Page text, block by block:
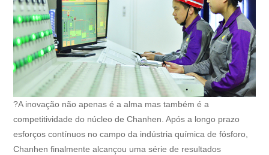
?A inovação não apenas é a alma mas também é a
competitividade do núcleo de Chanhen. Após a longo prazo
esforços contínuos no campo da indústria química de fósforo,
Chanhen finalmente alcançou uma série de resultados